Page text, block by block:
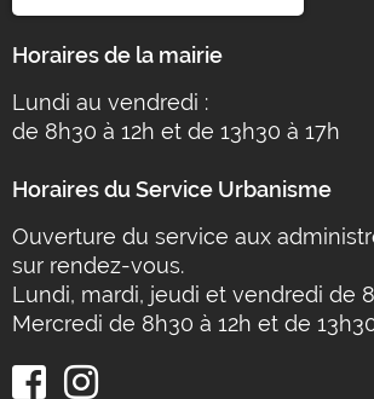
Horaires de la mairie
Lundi au vendredi :
de 8h30 à 12h et de 13h30 à 17h
Horaires du Service Urbanisme
Ouverture du service aux
sur rendez-vous.
Lundi, mardi, jeudi et vendredi de
Mercredi de 8h30 à 12h et de